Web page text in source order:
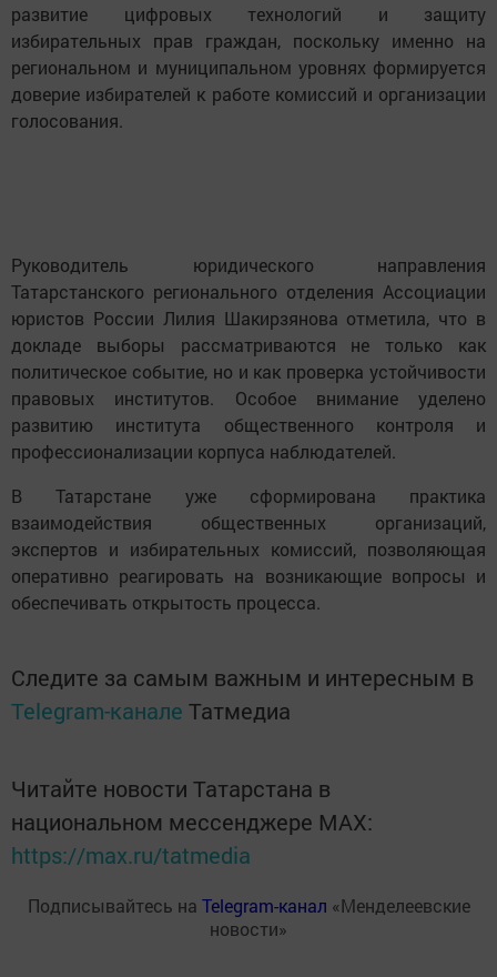
развитие цифровых технологий и защиту
избирательных прав граждан, поскольку именно на
региональном и муниципальном уровнях формируется
доверие избирателей к работе комиссий и организации
голосования.
Руководитель юридического направления
Татарстанского регионального отделения Ассоциации
юристов России Лилия Шакирзянова отметила, что в
докладе выборы рассматриваются не только как
политическое событие, но и как проверка устойчивости
правовых институтов. Особое внимание уделено
развитию института общественного контроля и
профессионализации корпуса наблюдателей.
В Татарстане уже сформирована практика
взаимодействия общественных организаций,
экспертов и избирательных комиссий, позволяющая
оперативно реагировать на возникающие вопросы и
обеспечивать открытость процесса.
Следите за самым важным и интересным в
Telegram-канале Татмедиа
Читайте новости Татарстана в
национальном мессенджере MАХ:
https://max.ru/tatmedia
Подписывайтесь на Telegram-канал «Менделеевские
новости»